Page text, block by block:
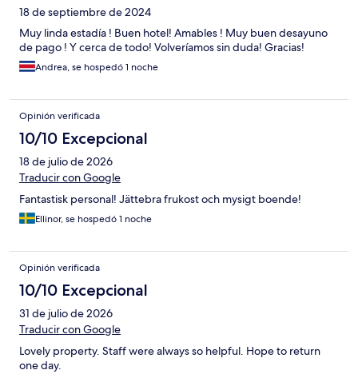
18 de septiembre de 2024
Muy linda estadía ! Buen hotel! Amables ! Muy buen desayuno
de pago ! Y cerca de todo! Volveríamos sin duda! Gracias!
Andrea, se hospedó 1 noche
Opinión verificada
10/10 Excepcional
18 de julio de 2026
Traducir con Google
Fantastisk personal! Jättebra frukost och mysigt boende!
Ellinor, se hospedó 1 noche
Opinión verificada
10/10 Excepcional
31 de julio de 2026
Traducir con Google
Lovely property. Staff were always so helpful. Hope to return
one day.